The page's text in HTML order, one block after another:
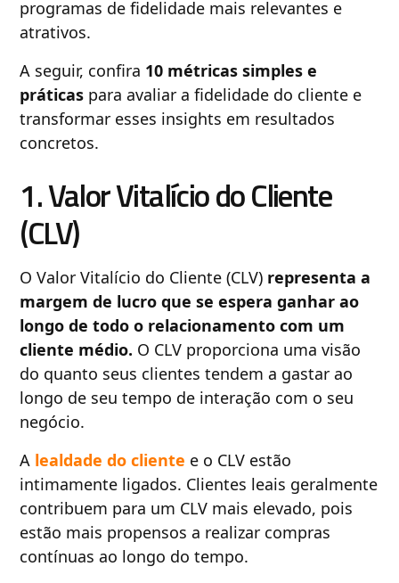
programas de fidelidade mais relevantes e
atrativos.
A seguir, confira 10 métricas simples e
práticas para avaliar a fidelidade do cliente e
transformar esses insights em resultados
concretos.
1. Valor Vitalício do Cliente
(CLV)
O Valor Vitalício do Cliente (CLV) representa a
margem de lucro que se espera ganhar ao
longo de todo o relacionamento com um
cliente médio. O CLV proporciona uma visão
do quanto seus clientes tendem a gastar ao
longo de seu tempo de interação com o seu
negócio.
A lealdade do cliente e o CLV estão
intimamente ligados. Clientes leais geralmente
contribuem para um CLV mais elevado, pois
estão mais propensos a realizar compras
contínuas ao longo do tempo.